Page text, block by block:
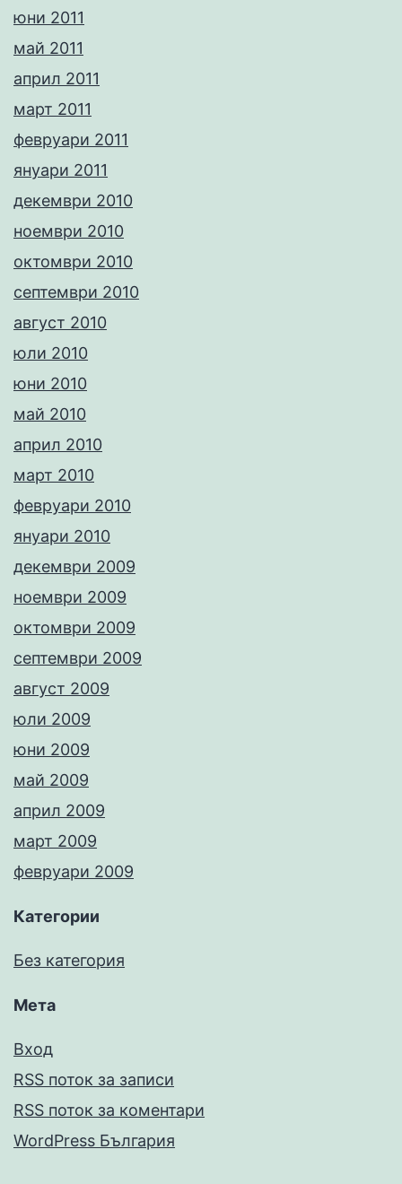
юни 2011
май 2011
април 2011
март 2011
февруари 2011
януари 2011
декември 2010
ноември 2010
октомври 2010
септември 2010
август 2010
юли 2010
юни 2010
май 2010
април 2010
март 2010
февруари 2010
януари 2010
декември 2009
ноември 2009
октомври 2009
септември 2009
август 2009
юли 2009
юни 2009
май 2009
април 2009
март 2009
февруари 2009
Категории
Без категория
Мета
Вход
RSS поток за записи
RSS поток за коментари
WordPress България